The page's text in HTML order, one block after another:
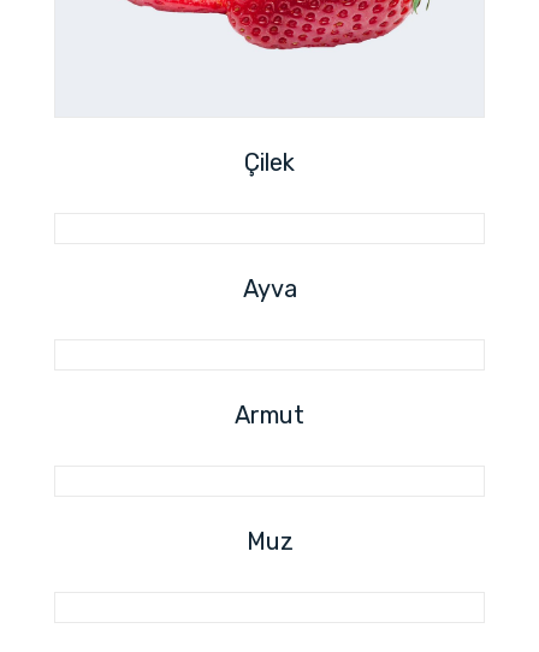
Çilek
Ayva
Armut
Muz